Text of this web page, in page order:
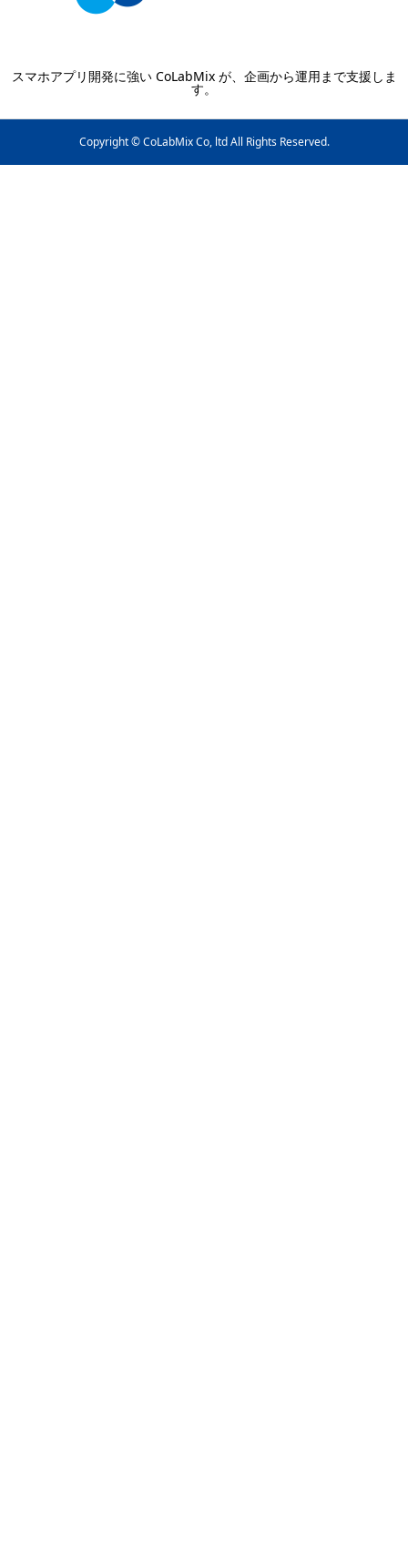
スマホアプリ開発に強い CoLabMix が、企画から運用まで支援しま
す。
Copyright © CoLabMix Co, ltd All Rights Reserved.